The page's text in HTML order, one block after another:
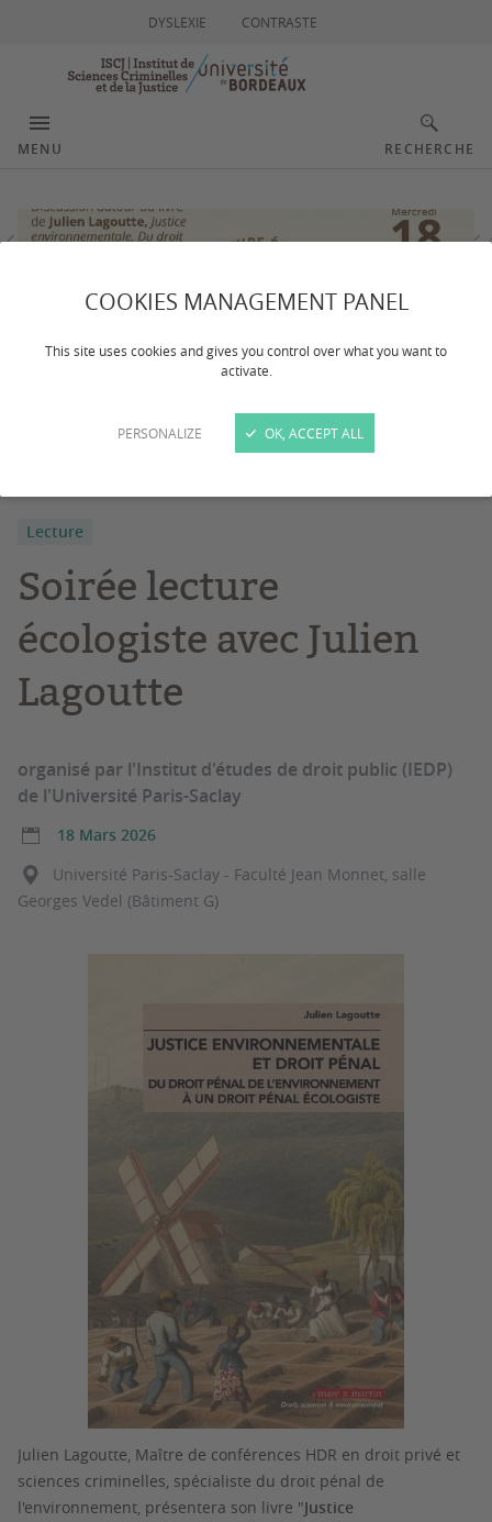
COOKIES MANAGEMENT PANEL
This site uses cookies and gives you control over what you want to
activate.
PERSONALIZE OK, ACCEPT ALL
DYSLEXIE CONTRASTE
MENU RECHERCHE
Lecture
Soirée lecture
écologiste avec Julien
Lagoutte
organisé par l'Institut d'études de droit public (IEDP)
de l'Université Paris-Saclay
18 Mars 2026
Université Paris-Saclay - Faculté Jean Monnet, salle
Georges Vedel (Bâtiment G)
Julien Lagoutte, Maître de conférences HDR en droit privé et
sciences criminelles, spécialiste du droit pénal de
l'environnement, présentera son livre "Justice